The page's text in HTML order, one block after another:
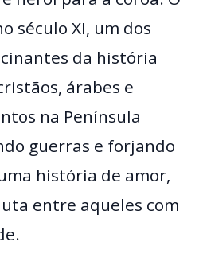
século XI, um dos
da história
árabes e
na Península
guerras e forjando
história de amor,
entre aqueles com